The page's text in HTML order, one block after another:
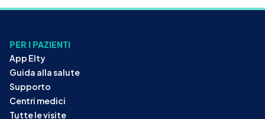
PER I PAZIENTI
App Elty
Guida alla salute
Supporto
Centri medici
Tutte le visite